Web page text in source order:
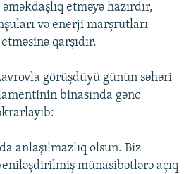
etməyə hazırdır,
və enerji marşrutları
qarşıdır.
görüşdüyü günün səhəri
binasında gənc
anlaşılmazlıq olsun. Biz
münasibətlərə açıq